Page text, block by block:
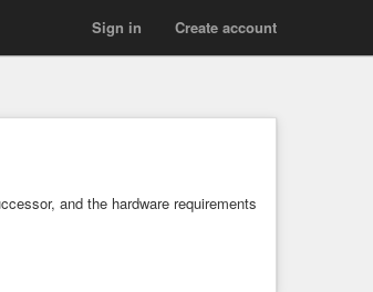
Create account
Sign in
and the hardware requirements